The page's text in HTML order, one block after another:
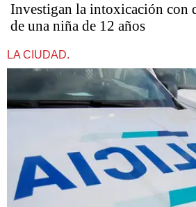
Investigan la intoxicación con
de una niña de 12 años
LA CIUDAD.